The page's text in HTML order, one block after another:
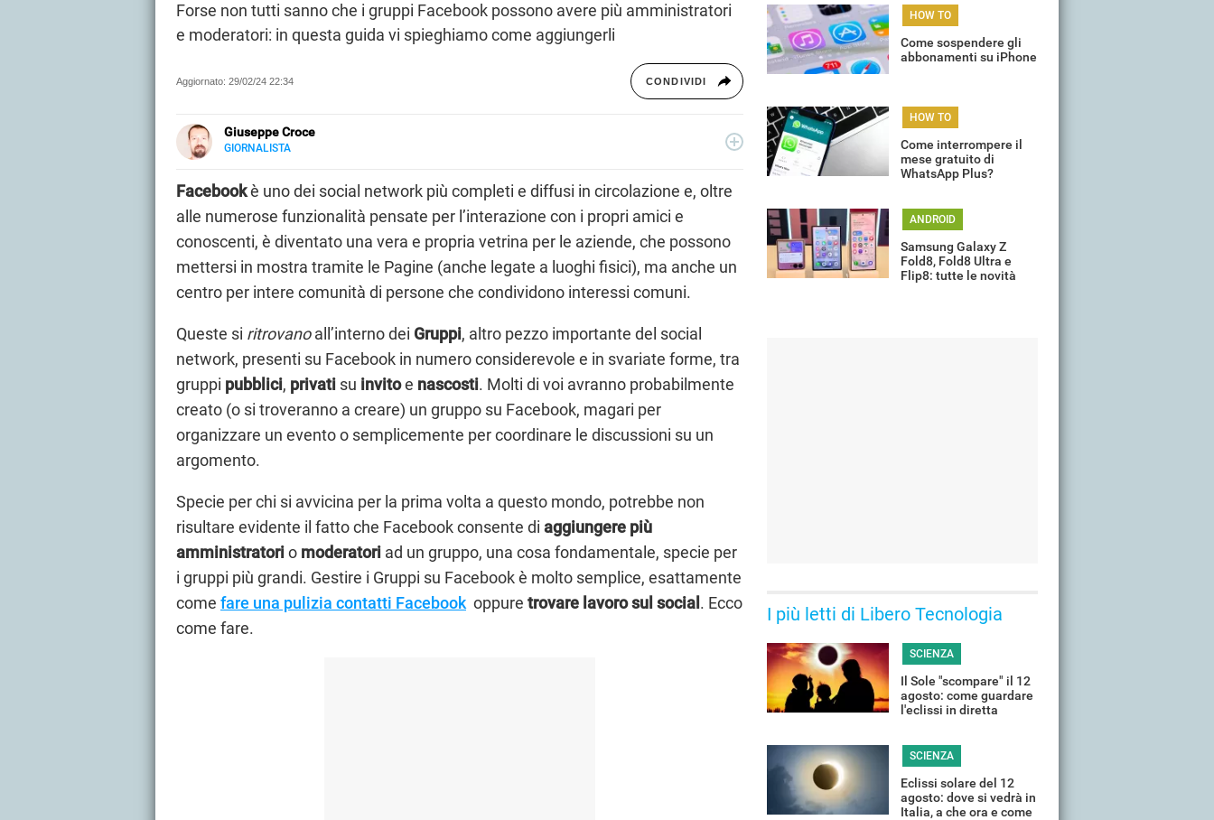
Forse non tutti sanno che i gruppi Facebook possono avere più amministratori
e moderatori: in questa guida vi spieghiamo come aggiungerli
Aggiornato: 29/02/24 22:34 CONDIVIDI
Giuseppe Croce
GIORNALISTA
al mondo automotive. È entrato in Libero Tecnologia nel 2018.
Facebookè uno dei social network più completi e diffusi in circolazione e, oltre
alle numerose funzionalità pensate per l’interazione con i propri amici e
conoscenti, è diventato una vera e propria vetrina per le aziende, che possono
mettersi in mostra tramite le Pagine (anche legate a luoghi fisici), ma anche un
centro per intere comunità di persone che condividono interessi comuni.
Queste si ritrovanoall’interno dei Gruppi, altro pezzo importante del social
network, presenti su Facebook in numero considerevole e in svariate forme, tra
gruppi pubblici, privati su invitoe nascosti. Molti di voi avranno probabilmente
creato (o si troveranno a creare) un gruppo su Facebook, magari per
organizzare un evento o semplicemente per coordinare le discussioni su un
argomento.
Specie per chi si avvicina per la prima volta a questo mondo, potrebbe non
risultare evidente il fatto che Facebook consente di aggiungere più
amministratorio moderatori ad un gruppo, una cosa fondamentale, specie per
i gruppi più grandi. Gestire i Gruppi su Facebook è molto semplice, esattamente
come fare una pulizia contatti Facebook oppure trovare lavoro sul social . Ecco
come fare.
HOW TO
Come sospendere gli
abbonamenti su iPhone
HOW TO
Come interrompere il
mese gratuito di
WhatsApp Plus?
ANDROID
Samsung Galaxy Z
Fold8, Fold8 Ultra e
Flip8: tutte le novità
I più letti di Libero Tecnologia
SCIENZA
Il Sole "scompare" il 12
agosto: come guardare
l'eclissi in diretta
SCIENZA
Eclissi solare del 12
agosto: dove si vedrà in
Italia, a che ora e come